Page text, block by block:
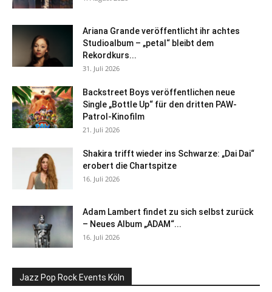
Ariana Grande veröffentlicht ihr achtes
Studioalbum – „petal“ bleibt dem
Rekordkurs...
31. Juli 2026
Backstreet Boys veröffentlichen neue
Single „Bottle Up“ für den dritten PAW-
Patrol-Kinofilm
21. Juli 2026
Shakira trifft wieder ins Schwarze: „Dai Dai“
erobert die Chartspitze
16. Juli 2026
Adam Lambert findet zu sich selbst zurück
– Neues Album „ADAM“...
16. Juli 2026
Jazz Pop Rock Events Köln